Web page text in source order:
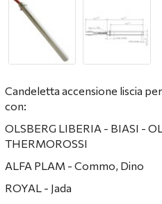
Candeletta accensione liscia
con:
OLSBERG LIBERIA - BIASI -
THERMOROSSI
ALFA PLAM - Commo, Dino
ROYAL - Jada